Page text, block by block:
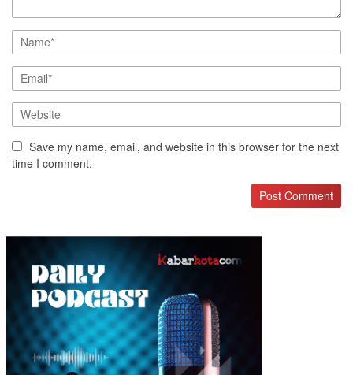
Save my name, email, and website in this browser for the next
time I comment.